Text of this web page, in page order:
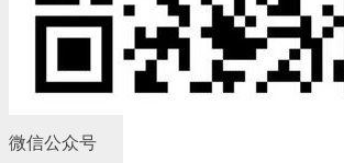
微信公众号